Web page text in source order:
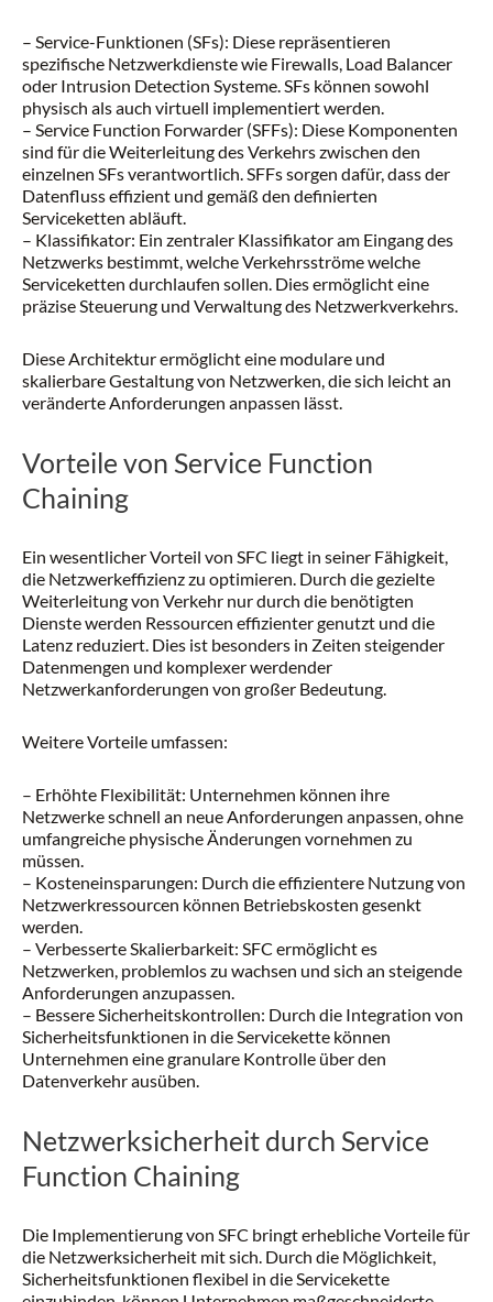
– Service-Funktionen (SFs): Diese repräsentieren
spezifische Netzwerkdienste wie Firewalls, Load Balancer
oder Intrusion Detection Systeme. SFs können sowohl
physisch als auch virtuell implementiert werden.
– Service Function Forwarder (SFFs): Diese Komponenten
sind für die Weiterleitung des Verkehrs zwischen den
einzelnen SFs verantwortlich. SFFs sorgen dafür, dass der
Datenfluss effizient und gemäß den definierten
Serviceketten abläuft.
– Klassifikator: Ein zentraler Klassifikator am Eingang des
Netzwerks bestimmt, welche Verkehrsströme welche
Serviceketten durchlaufen sollen. Dies ermöglicht eine
präzise Steuerung und Verwaltung des Netzwerkverkehrs.
Diese Architektur ermöglicht eine modulare und
skalierbare Gestaltung von Netzwerken, die sich leicht an
veränderte Anforderungen anpassen lässt.
Vorteile von Service Function
Chaining
Ein wesentlicher Vorteil von SFC liegt in seiner Fähigkeit,
die Netzwerkeffizienz zu optimieren. Durch die gezielte
Weiterleitung von Verkehr nur durch die benötigten
Dienste werden Ressourcen effizienter genutzt und die
Latenz reduziert. Dies ist besonders in Zeiten steigender
Datenmengen und komplexer werdender
Netzwerkanforderungen von großer Bedeutung.
Weitere Vorteile umfassen:
– Erhöhte Flexibilität: Unternehmen können ihre
Netzwerke schnell an neue Anforderungen anpassen, ohne
umfangreiche physische Änderungen vornehmen zu
müssen.
– Kosteneinsparungen: Durch die effizientere Nutzung von
Netzwerkressourcen können Betriebskosten gesenkt
werden.
– Verbesserte Skalierbarkeit: SFC ermöglicht es
Netzwerken, problemlos zu wachsen und sich an steigende
Anforderungen anzupassen.
– Bessere Sicherheitskontrollen: Durch die Integration von
Sicherheitsfunktionen in die Servicekette können
Unternehmen eine granulare Kontrolle über den
Datenverkehr ausüben.
Netzwerksicherheit durch Service
Function Chaining
Die Implementierung von SFC bringt erhebliche Vorteile für
die Netzwerksicherheit mit sich. Durch die Möglichkeit,
Sicherheitsfunktionen flexibel in die Servicekette